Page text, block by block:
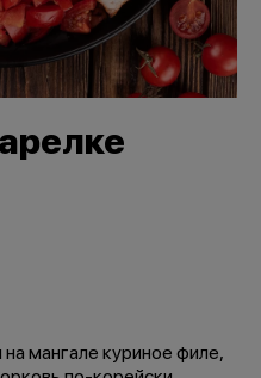
мангале куриное филе,